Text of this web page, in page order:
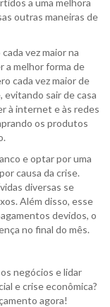
outras maneiras de
vez maior na
a melhor forma de
cada vez maior de
sair de casa
à internet e às redes
os produtos
e optar por uma
causa da crise.
diversas se
Além disso, esse
devidos, o
no final do mês.
negócios e lidar
e crise econômica?
agora!